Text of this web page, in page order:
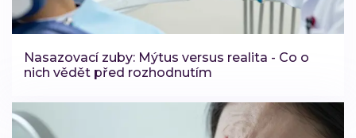
Nasazovací zuby: Mýtus versus realita - Co o
nich vědět před rozhodnutím